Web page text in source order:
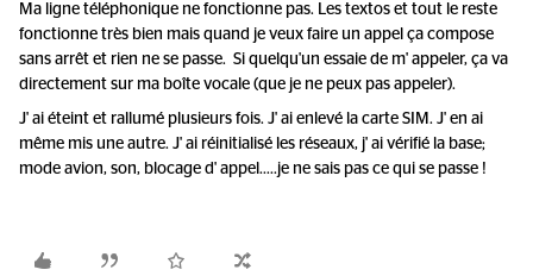
Ma ligne téléphonique ne fonctionne pas. Les textos et tout le reste
fonctionne très bien mais quand je veux faire un appel ça compose
sans arrêt et rien ne se passe. Si quelqu'un essaie de m' appeler, ça va
directement sur ma boîte vocale (que je ne peux pas appeler).
J' ai éteint et rallumé plusieurs fois. J' ai enlevé la carte SIM. J' en ai
même mis une autre. J' ai réinitialisé les réseaux, j' ai vérifié la base;
mode avion, son, blocage d' appel.....je ne sais pas ce qui se passe !